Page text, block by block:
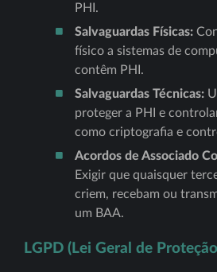
PHI.
Salvaguardas Físicas:
físico a sistemas de
contêm PHI.
Salvaguardas Técnicas:
proteger a PHI e
como criptografia e
Acordos de Associado
Exigir que quaisquer
criem, recebam ou
um BAA.
LGPD (Lei Geral de